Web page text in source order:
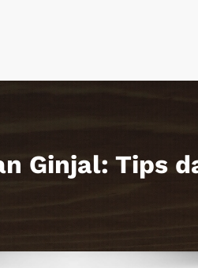
Ginjal: Tips